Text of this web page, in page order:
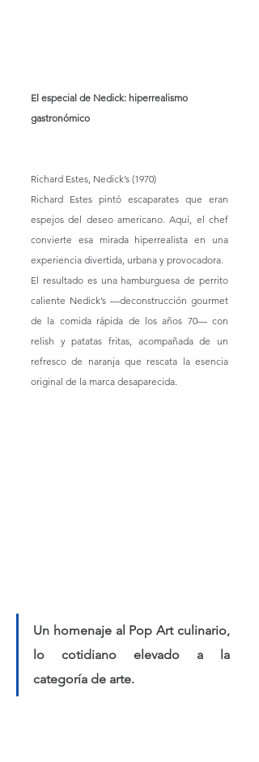
El especial de Nedick: hiperrealismo
gastronómico
Richard Estes, Nedick’s (1970)
Richard Estes pintó escaparates que eran
espejos del deseo americano. Aquí, el chef
convierte esa mirada hiperrealista en una
experiencia divertida, urbana y provocadora.
El resultado es una hamburguesa de perrito
caliente Nedick’s —deconstrucción gourmet
de la comida rápida de los años 70— con
relish y patatas fritas, acompañada de un
refresco de naranja que rescata la esencia
original de la marca desaparecida.
Un homenaje al Pop Art culinario,
lo cotidiano elevado a la
categoría de arte.